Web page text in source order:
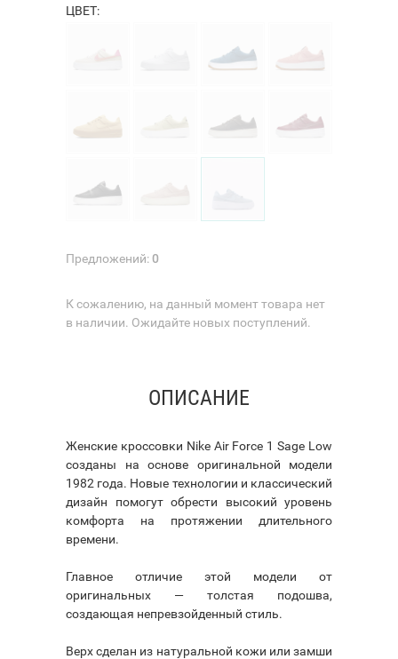
ЦВЕТ:
Предложений:0
К сожалению, на данный момент товара нет
в наличии. Ожидайте новых поступлений.
ОПИСАНИЕ
Женские кроссовки Nike Air Force 1 Sage Low
созданы на основе оригинальной модели
1982 года. Новые технологии и классический
дизайн помогут обрести высокий уровень
комфорта на протяжении длительного
времени.
Главное отличие этой модели от
оригинальных — толстая подошва,
создающая непревзойденный стиль.
Верх сделан из натуральной кожи или замши